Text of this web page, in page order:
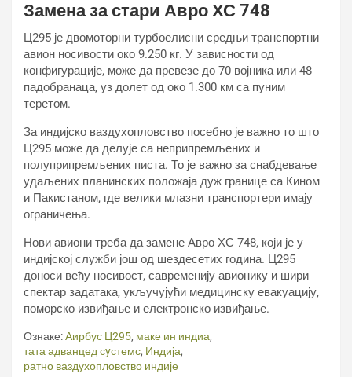
Замена за стари Авро ХС 748
Ц295 је двомоторни турбоелисни средњи транспортни
авион носивости око 9.250 кг. У зависности од
конфигурације, може да превезе до 70 војника или 48
падобранаца, уз долет од око 1.300 км са пуним
теретом.
За индијско ваздухопловство посебно је важно то што
Ц295 може да делује са неприпремљених и
полуприпремљених писта. То је важно за снабдевање
удаљених планинских положаја дуж границе са Кином
и Пакистаном, где велики млазни транспортери имају
ограничења.
Нови авиони треба да замене Авро ХС 748, који је у
индијској служби још од шездесетих година. Ц295
доноси већу носивост, савременију авионику и шири
спектар задатака, укључујући медицинску евакуацију,
поморско извиђање и електронско извиђање.
Ознаке:Аирбус Ц295, маке ин индиа,
тата адванцед сyстемс, Индија,
ратно ваздухопловство индије